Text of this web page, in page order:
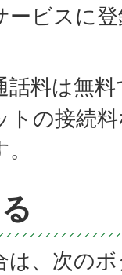
ービスに
話料は無
トの接続
は、次の